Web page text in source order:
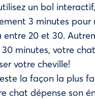
un bol
3 minutes pour
entre 20 et 30.
minutes, votre
votre cheville!
la façon la plus
chat dépense son